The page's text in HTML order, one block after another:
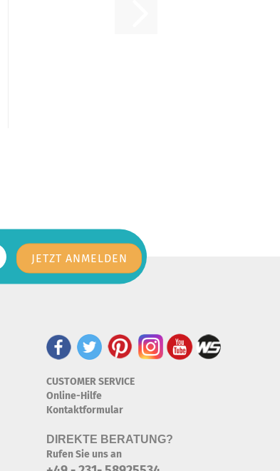
CUSTOMER SERVICE
Online-Hilfe
Kontaktformular
DIREKTE BERATUNG?
Rufen Sie uns an